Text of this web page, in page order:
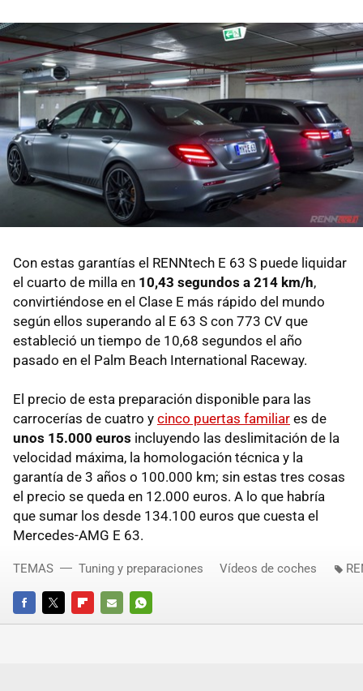
Con estas garantías el RENNtech E 63 S puede liquidar
el cuarto de milla en 10,43 segundos a 214 km/h,
convirtiéndose en el Clase E más rápido del mundo
según ellos superando al E 63 S con 773 CV que
estableció un tiempo de 10,68 segundos el año
pasado en el Palm Beach International Raceway.
El precio de esta preparación disponible para las
carrocerías de cuatro y cinco puertas familiar es de
unos 15.000 euros incluyendo las deslimitación de la
velocidad máxima, la homologación técnica y la
garantía de 3 años o 100.000 km; sin estas tres cosas
el precio se queda en 12.000 euros. A lo que habría
que sumar los desde 134.100 euros que cuesta el
Mercedes-AMG E 63.
FACEBOOKTWITTERFLIPBOARD
E-
WHATSAPP
TEMAS Tuning y preparaciones Vídeos de coches